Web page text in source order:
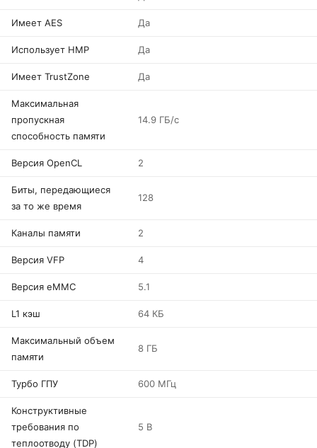
Имеет AES Да
Использует HMP Да
Имеет TrustZone Да
Максимальная
пропускная
способность памяти
14.9 ГБ/с
Версия OpenCL 2
Биты, передающиеся
за то же время
128
Каналы памяти 2
Версия VFP 4
Версия eMMC 5.1
L1 кэш 64 КБ
Максимальный объем
памяти
8 ГБ
Турбо ГПУ 600 МГц
Конструктивные
требования по
теплоотводу (TDP)
5 В